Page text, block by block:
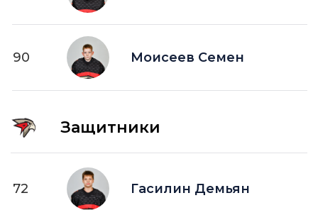
90 Моисеев Семен
Защитники
72 Гасилин Демьян